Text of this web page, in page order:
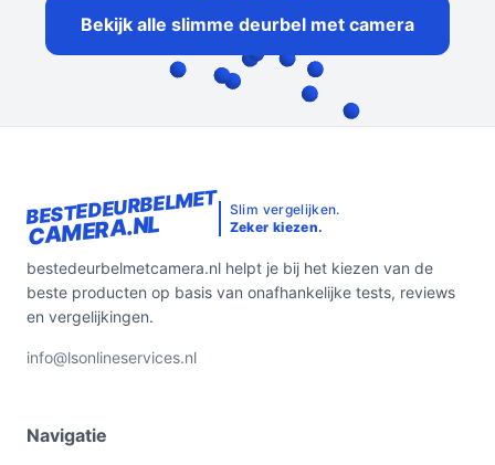
Bekijk alle slimme deurbel met camera
BESTEDEURBELMET
CAMERA.NL
Slim vergelijken.
Zeker kiezen.
bestedeurbelmetcamera.nl helpt je bij het kiezen van de
beste producten op basis van onafhankelijke tests, reviews
en vergelijkingen.
info@lsonlineservices.nl
Navigatie